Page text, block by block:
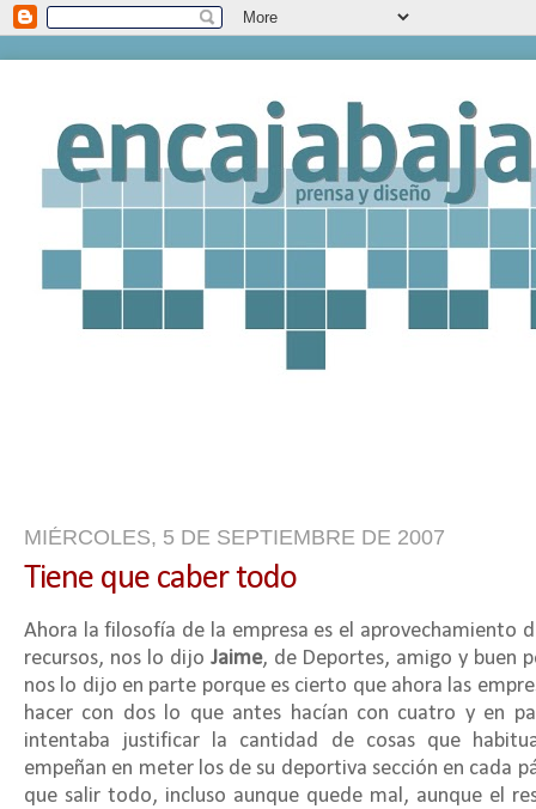
MIÉRCOLES, 5 DE SEPTIEMBRE DE 2007
Tiene que caber todo
Ahora la filosofía de la empresa es el aprovechamiento
recursos, nos lo dijo Jaime, de Deportes, amigo y buen
nos lo dijo en parte porque es cierto que ahora las
hacer con dos lo que antes hacían con cuatro y en
intentaba justificar la cantidad de cosas que
empeñan en meter los de su deportiva sección en cada
que salir todo, incluso aunque quede mal, aunque el